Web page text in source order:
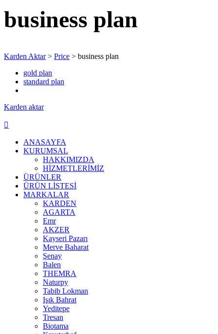
business plan
Karden Aktar> Price > business plan
gold plan
standard plan
Karden aktar
ANASAYFA
KURUMSAL
HAKKIMIZDA
HİZMETLERİMİZ
ÜRÜNLER
ÜRÜN LİSTESİ
MARKALAR
KARDEN
AGARTA
Emr
AKZER
Kayseri Pazarı
Merve Baharat
Şenay
Balen
THEMRA
Naturpy
Tabib Lokman
Işık Bahrat
Yeditepe
Tresan
Biotama